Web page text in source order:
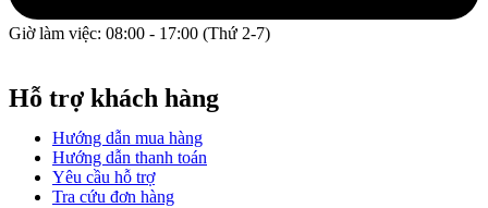
Giờ làm việc: 08:00 - 17:00 (Thứ 2-7)
Hỗ trợ khách hàng
Hướng dẫn mua hàng
Hướng dẫn thanh toán
Yêu cầu hỗ trợ
Tra cứu đơn hàng